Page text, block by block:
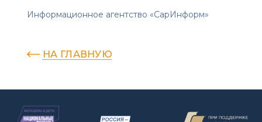
Информационное агентство «СарИнформ»
НА ГЛАВНУЮ